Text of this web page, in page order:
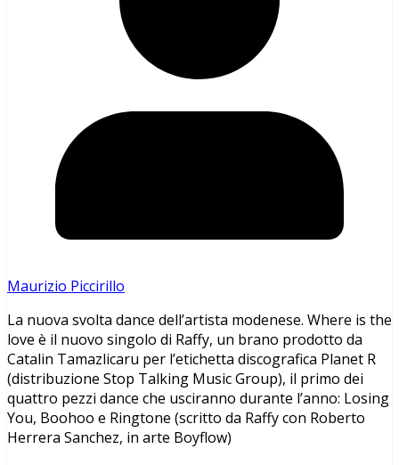
Maurizio Piccirillo
La nuova svolta dance dell’artista modenese. Where is the
love è il nuovo singolo di Raffy, un brano prodotto da
Catalin Tamazlicaru per l’etichetta discografica Planet R
(distribuzione Stop Talking Music Group), il primo dei
quattro pezzi dance che usciranno durante l’anno: Losing
You, Boohoo e Ringtone (scritto da Raffy con Roberto
Herrera Sanchez, in arte Boyflow)